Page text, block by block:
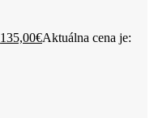
135,00€Aktuálna cena je: